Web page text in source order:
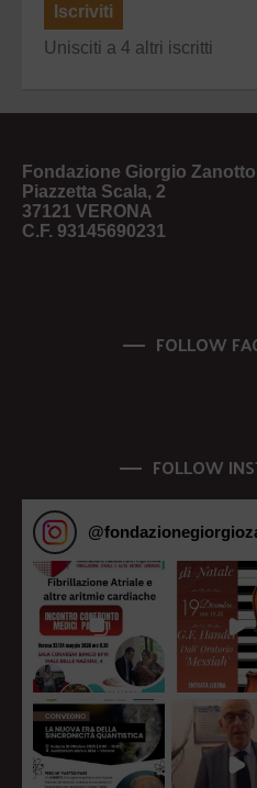
Iscriviti
Unisciti a 4 altri iscritti
Fondazione Giorgio Zanotto
Piazzetta Scala, 2
37121 VERONA
C.F. 93145690231
FOLLOW
FOLLOW
@